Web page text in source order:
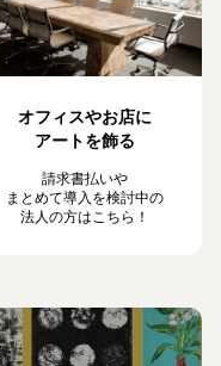
オフィスやお店に
アートを飾る
請求書払いや
まとめて導入を検討中の
法人の方はこちら！